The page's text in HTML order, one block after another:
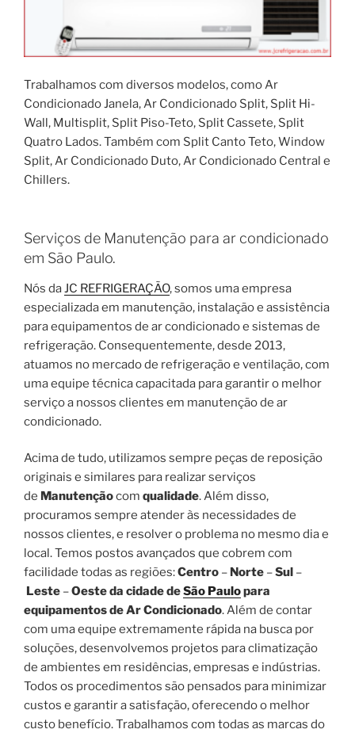
Trabalhamos com diversos modelos, como Ar
Condicionado Janela, Ar Condicionado Split, Split Hi-
Wall, Multisplit, Split Piso-Teto, Split Cassete, Split
Quatro Lados. Também com Split Canto Teto, Window
Split, Ar Condicionado Duto, Ar Condicionado Central e
Chillers.
Serviços de Manutenção para ar condicionado
em São Paulo.
Nós daJC REFRIGERAÇÃO, somos uma empresa
especializada em manutenção, instalação e assistência
para equipamentos de ar condicionado e sistemas de
refrigeração. Consequentemente, desde 2013,
atuamos no mercado de refrigeração e ventilação, com
uma equipe técnica capacitada para garantir o melhor
serviço a nossos clientes em manutenção de ar
condicionado.
Acima de tudo, utilizamos sempre peças de reposição
originais e similares para realizar serviços
de Manutençãocom qualidade. Além disso,
procuramos sempre atender às necessidades de
nossos clientes, e resolver o problema no mesmo dia e
local. Temos postos avançados que cobrem com
facilidade todas as regiões:Centro – Norte –Sul –
Leste –Oeste da cidade deSão Paulopara
equipamentos de Ar Condicionado. Além de contar
com uma equipe extremamente rápida na busca por
soluções, desenvolvemos projetos para climatização
de ambientes em residências, empresas e indústrias.
Todos os procedimentos são pensados para minimizar
custos e garantir a satisfação, oferecendo o melhor
custo benefício. Trabalhamos com todas as marcas do